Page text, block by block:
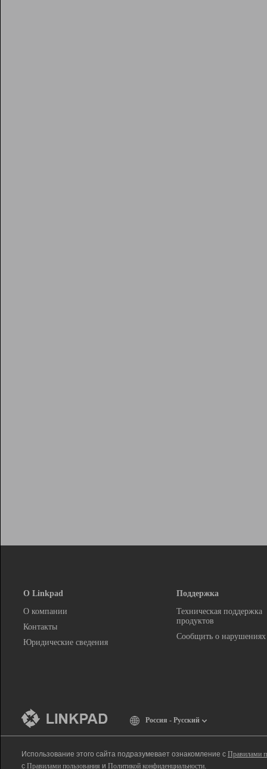
О Linkpad
О компании
Контакты
Юридические сведения
Поддержка
Техническая поддержка
продуктов
Сообщить о нарушениях
Россия - Русский
Использование этого сайта подразумевает ознакомление с Правилами
с Правилами пользования и Политикой конфиденциальности.